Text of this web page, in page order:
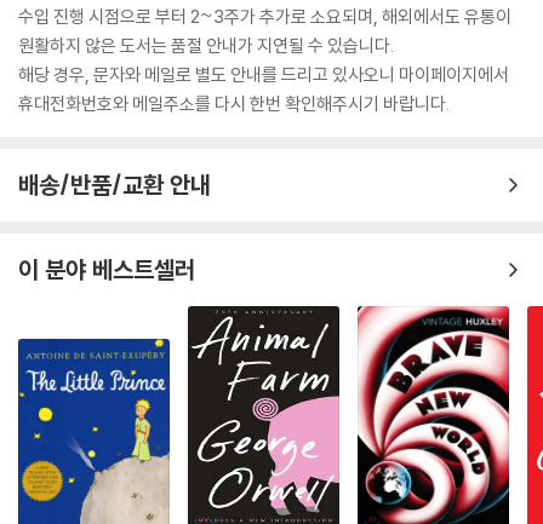
수입 진행 시점으로 부터 2~3주가 추가로 소요되며, 해외에서도 유통이
원활하지 않은 도서는 품절 안내가 지연될 수 있습니다.
해당 경우, 문자와 메일로 별도 안내를 드리고 있사오니 마이페이지에서
휴대전화번호와 메일주소를 다시 한번 확인해주시기 바랍니다.
배송/반품/교환 안내
이 분야 베스트셀러